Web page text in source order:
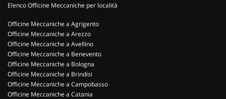
Elenco Officine Meccaniche per località
Officine Meccaniche a Agrigento
Officine Meccaniche a Arezzo
Officine Meccaniche a Avellino
Officine Meccaniche a Benevento
Officine Meccaniche a Bologna
Officine Meccaniche a Brindisi
Officine Meccaniche a Campobasso
Officine Meccaniche a Catania